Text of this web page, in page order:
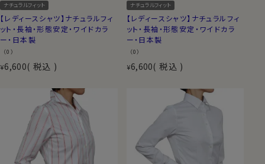
ナチュラルフィット
【レディースシャツ】ナチュラルフィ
ット・長袖・形態安定・ワイドカラ
ー・日本製
（0）
¥6,600 税込
ナチュラルフィット
【レディースシャツ】ナチュラルフィ
ット・長袖・形態安定・ワイドカラ
ー・日本製
（0）
¥6,600 税込